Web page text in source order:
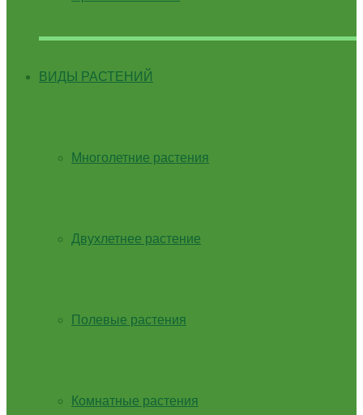
ВИДЫ РАСТЕНИЙ
Многолетние растения
Двухлетнее растение
Полевые растения
Комнатные растения